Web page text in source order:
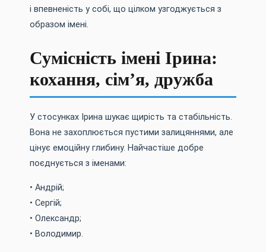
і впевненість у собі, що цілком узгоджується з
образом імені.
Сумісність імені Ірина:
кохання, сім’я, дружба
У стосунках Ірина шукає щирість та стабільність.
Вона не захоплюється пустими залицяннями, але
цінує емоційну глибину. Найчастіше добре
поєднується з іменами:
• Андрій;
• Сергій;
• Олександр;
• Володимир.